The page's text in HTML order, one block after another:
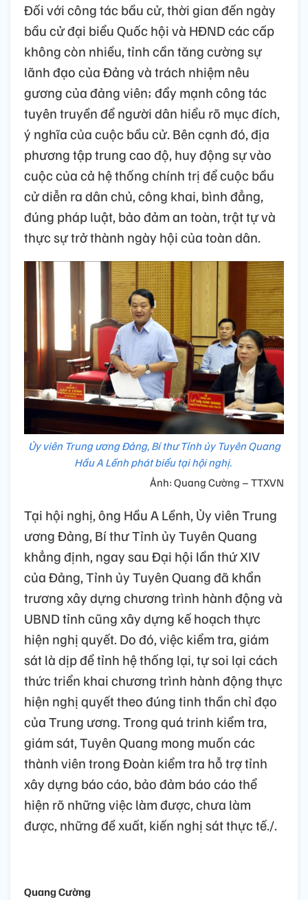
Đối với công tác bầu cử, thời gian đến ngày
bầu cử đại biểu Quốc hội và HĐND các cấp
không còn nhiều, tỉnh cần tăng cường sự
lãnh đạo của Đảng và trách nhiệm nêu
gương của đảng viên; đẩy mạnh công tác
tuyên truyền để người dân hiểu rõ mục đích,
ý nghĩa của cuộc bầu cử. Bên cạnh đó, địa
phương tập trung cao độ, huy động sự vào
cuộc của cả hệ thống chính trị để cuộc bầu
cử diễn ra dân chủ, công khai, bình đẳng,
đúng pháp luật, bảo đảm an toàn, trật tự và
thực sự trở thành ngày hội của toàn dân.
Ủy viên Trung ương Đảng, Bí thư Tỉnh ủy Tuyên Quang
Hầu A Lềnh phát biểu tại hội nghị.
Ảnh: Quang Cường – TTXVN
Tại hội nghị, ông Hầu A Lềnh, Ủy viên Trung
ương Đảng, Bí thư Tỉnh ủy Tuyên Quang
khẳng định, ngay sau Đại hội lần thứ XIV
của Đảng, Tỉnh ủy Tuyên Quang đã khẩn
trương xây dựng chương trình hành động và
UBND tỉnh cũng xây dựng kế hoạch thực
hiện nghị quyết. Do đó, việc kiểm tra, giám
sát là dịp để tỉnh hệ thống lại, tự soi lại cách
thức triển khai chương trình hành động thực
hiện nghị quyết theo đúng tinh thần chỉ đạo
của Trung ương. Trong quá trinh kiểm tra,
giám sát, Tuyên Quang mong muốn các
thành viên trong Đoàn kiểm tra hỗ trợ tỉnh
xây dựng báo cáo, bảo đảm báo cáo thể
hiện rõ những việc làm được, chưa làm
được, những đề xuất, kiến nghị sát thực tế./.
Quang Cường